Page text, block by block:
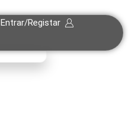
Entrar/Registar